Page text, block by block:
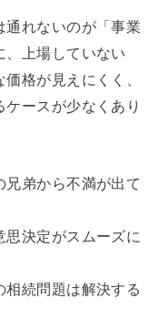
通れないのが「事業
、上場していない
格が見えにくく、
ースが少なくあり
兄弟から不満が出て
思決定がスムーズに
相続問題は解決する